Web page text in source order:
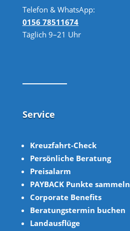
Telefon & WhatsApp:
0156 78511674
Täglich 9–21 Uhr
Service
Kreuzfahrt-Check
Persönliche Beratung
Preisalarm
PAYBACK Punkte sammeln
Corporate Benefits
Beratungstermin buchen
Landausflüge